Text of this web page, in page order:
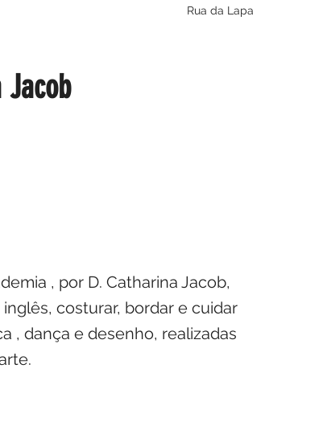
Rua da Lapa
, por D. Catharina Jacob,
costurar, bordar e cuidar
, dança e desenho, realizadas